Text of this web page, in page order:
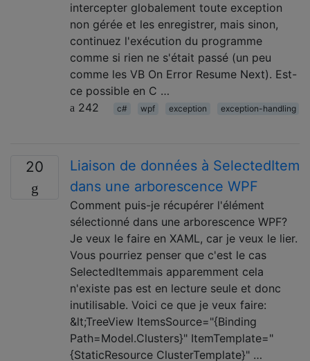
intercepter globalement toute exception
non gérée et les enregistrer, mais sinon,
continuez l'exécution du programme
comme si rien ne s'était passé (un peu
comme les VB On Error Resume Next). Est-
ce possible en C …
242
c# wpf exception exception-handling
20
Liaison de données à SelectedItem
dans une arborescence WPF
Comment puis-je récupérer l'élément
sélectionné dans une arborescence WPF?
Je veux le faire en XAML, car je veux le lier.
Vous pourriez penser que c'est le cas
SelectedItemmais apparemment cela
n'existe pas est en lecture seule et donc
inutilisable. Voici ce que je veux faire:
&lt;TreeView ItemsSource="{Binding
Path=Model.Clusters}" ItemTemplate="
{StaticResource ClusterTemplate}" …